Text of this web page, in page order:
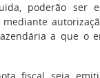
poderão ser
a que o